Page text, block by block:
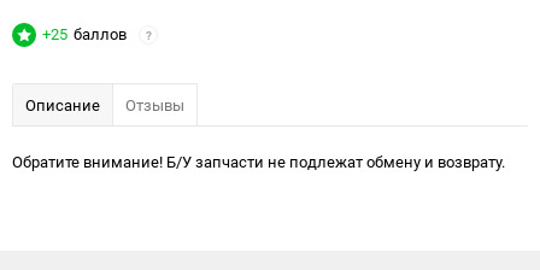
+25 баллов ?
Описание Отзывы
Обратите внимание! Б/У запчасти не подлежат обмену и возврату.